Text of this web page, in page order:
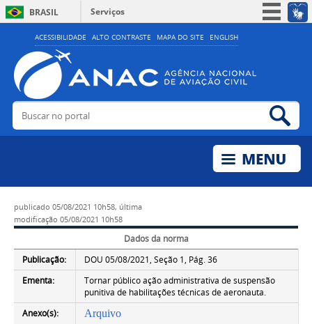
ACESSIBILIDADE ALTO CONTRASTE MAPA DO SITE ENGLISH
BRASIL
Serviços
Simplifique!
Acesso à informação
Legislação
Buscar no portal
publicado 05/08/2021 10h58, última
modificação 05/08/2021 10h58
Dados da norma
Publicação:
DOU 05/08/2021, Seção 1, Pág. 36
Ementa:
Tornar público ação administrativa de suspensão
punitiva de habilitações técnicas de aeronauta.
Anexo(s):
Arquivo